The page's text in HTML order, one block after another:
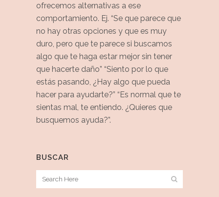
ofrecemos alternativas a ese
comportamiento. Ej. “Se que parece que
no hay otras opciones y que es muy
duro, pero que te parece si buscamos
algo que te haga estar mejor sin tener
que hacerte daño” “Siento por lo que
estás pasando, ¿Hay algo que pueda
hacer para ayudarte?” “Es normal que te
sientas mal, te entiendo. ¿Quieres que
busquemos ayuda?”.
BUSCAR